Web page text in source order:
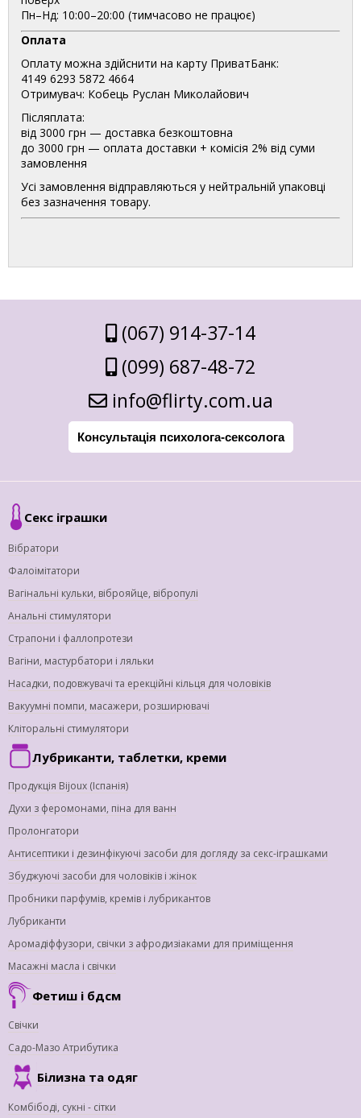
Пн–Нд: 10:00–20:00 (тимчасово не працює)
Оплата
Оплату можна здійснити на карту ПриватБанк:
4149 6293 5872 4664
Отримувач: Кобець Руслан Миколайович
Післяплата:
від 3000 грн — доставка безкоштовна
до 3000 грн — оплата доставки + комісія 2% від суми
замовлення
Усі замовлення відправляються у нейтральній упаковці
без зазначення товару.
(067) 914-37-14
(099) 687-48-72
info@flirty.com.ua
Консультація психолога-сексолога
Секс іграшки
Вібратори
Фалоімітатори
Вагінальні кульки, віброяйце, вібропулі
Анальні стимулятори
Страпони і фаллопротези
Вагіни, мастурбатори і ляльки
Насадки, подовжувачі та ерекційні кільця для чоловіків
Вакуумні помпи, масажери, розширювачі
Кліторальні стимулятори
Лубриканти, таблетки, креми
Продукція Bijoux (Іспанія)
Духи з феромонами, піна для ванн
Пролонгатори
Антисептики і дезинфікуючі засоби для догляду за секс-іграшками
Збуджуючі засоби для чоловіків і жінок
Пробники парфумів, кремів і лубрикантов
Лубриканти
Аромадіффузори, свічки з афродизіаками для приміщення
Масажні масла і свічки
Фетиш і бдсм
Свічки
Садо-Мазо Атрибутика
Білизна та одяг
Комбібоді, сукні - сітки